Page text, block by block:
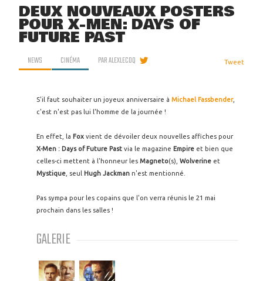
DEUX NOUVEAUX POSTERS
POUR X-MEN: DAYS OF
FUTURE PAST
NEWS CINÉMA PARALEXLECOQ Tweet
S'il faut souhaiter un joyeux anniversaire à Michael Fassbender,
c'est n'est pas lui l'homme de la journée !
En effet, la Fox vient de dévoiler deux nouvelles affiches pour
X-Men : Days of Future Past via le magazine Empire et bien que
celles-ci mettent à l'honneur les Magneto(s), Wolverine et
Mystique , seul Hugh Jackman n'est mentionné.
Pas sympa pour les copains que l'on verra réunis le 21 mai
prochain dans les salles !
GALERIE